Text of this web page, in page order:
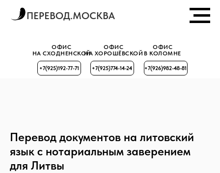
ПЕРЕВОД.МОСКВА
+7(925)192-77-71 +7(925)774-14-24 +7(926)982-48-81
ОФИС
В КОЛОМНЕ
ОФИС
НА ХОРОШЁВСКОЙ
ОФИС
НА СХОДНЕНСКОЙ
Перевод документов на литовский
язык с нотариальным заверением
для Литвы